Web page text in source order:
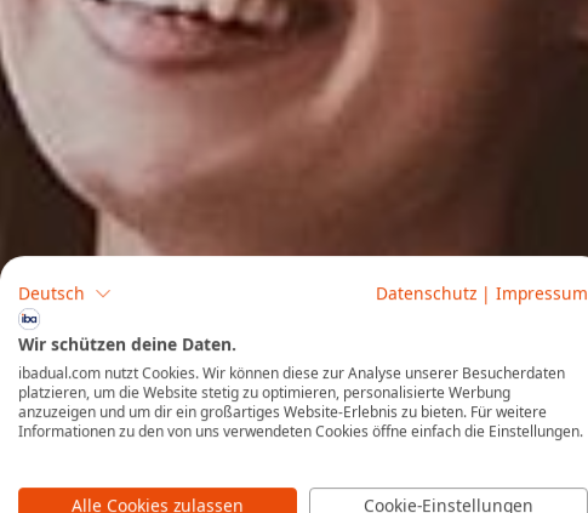
Deutsch Datenschutz | Impressum
Wir schützen deine Daten.
ibadual.com nutzt Cookies. Wir können diese zur Analyse unserer Besucherdaten
platzieren, um die Website stetig zu optimieren, personalisierte Werbung
anzuzeigen und um dir ein großartiges Website-Erlebnis zu bieten. Für weitere
Informationen zu den von uns verwendeten Cookies öffne einfach die Einstellungen.
Alle Cookies zulassen Cookie-Einstellungen